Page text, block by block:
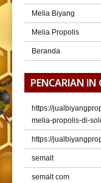
Melia Biyang
Melia Propolis
Beranda
PENCARIAN IN
https://
melia-propolis-di-
https://
semalt
semalt com